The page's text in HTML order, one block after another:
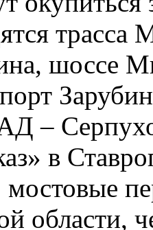
трасса
шоссе
–
в
области,